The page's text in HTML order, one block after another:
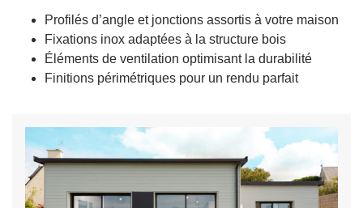
Profilés d’angle et jonctions assortis à votre maison
Fixations inox adaptées à la structure bois
Éléments de ventilation optimisant la durabilité
Finitions périmétriques pour un rendu parfait